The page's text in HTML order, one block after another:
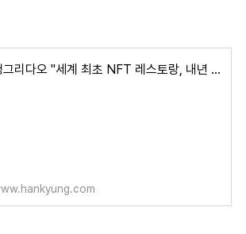
헝그리다오 "세계 최초 NFT 레스토랑, 내년 韓 입점 추진"